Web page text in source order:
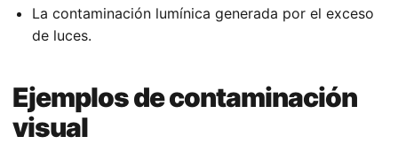
La contaminación lumínica generada por el exceso
de luces.
Ejemplos de contaminación
visual